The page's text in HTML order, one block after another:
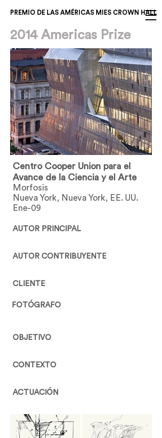
PREMIO DE LAS AMÉRICAS MIES CROWN HALL
2014 Americas Prize
Centro Cooper Union para el
Avance de la Ciencia y el Arte
Morfosis
Nueva York, Nueva York, EE. UU.
Ene-09
AUTOR PRINCIPAL
AUTOR CONTRIBUYENTE
CLIENTE
FOTÓGRAFO
OBJETIVO
CONTEXTO
ACTUACIÓN